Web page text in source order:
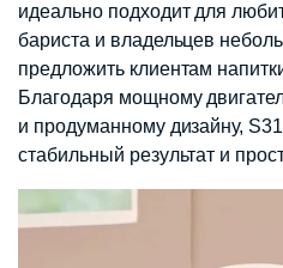
идеально подходит для
бариста и владельцев
предложить клиентам
Благодаря мощному
и продуманному дизайну,
стабильный результат и